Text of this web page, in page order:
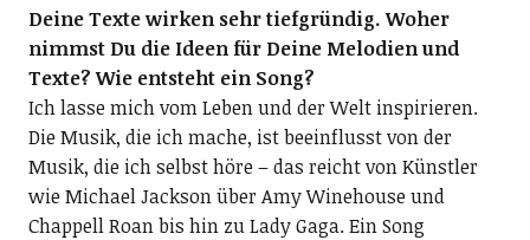
Deine Texte wirken sehr tiefgründig. Woher
nimmst Du die Ideen für Deine Melodien und
Texte? Wie entsteht ein Song?
Ich lasse mich vom Leben und der Welt inspirieren.
Die Musik, die ich mache, ist beeinflusst von der
Musik, die ich selbst höre – das reicht von Künstler
wie Michael Jackson über Amy Winehouse und
Chappell Roan bis hin zu Lady Gaga. Ein Song